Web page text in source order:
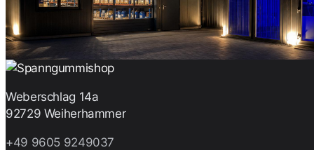
Weberschlag 14a
92729 Weiherhammer
+49 9605 9249037